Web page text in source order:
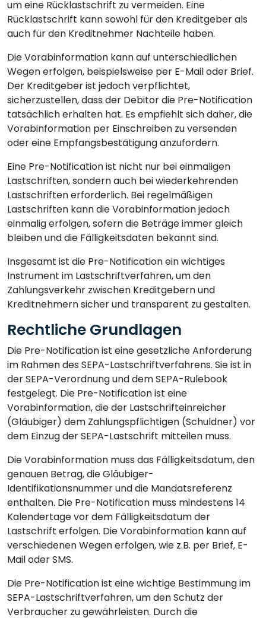
um eine Rücklastschrift zu vermeiden. Eine
Rücklastschrift kann sowohl für den Kreditgeber als
auch für den Kreditnehmer Nachteile haben.
Die Vorabinformation kann auf unterschiedlichen
Wegen erfolgen, beispielsweise per E-Mail oder Brief.
Der Kreditgeber ist jedoch verpflichtet,
sicherzustellen, dass der Debitor die Pre-Notification
tatsächlich erhalten hat. Es empfiehlt sich daher, die
Vorabinformation per Einschreiben zu versenden
oder eine Empfangsbestätigung anzufordern.
Eine Pre-Notification ist nicht nur bei einmaligen
Lastschriften, sondern auch bei wiederkehrenden
Lastschriften erforderlich. Bei regelmäßigen
Lastschriften kann die Vorabinformation jedoch
einmalig erfolgen, sofern die Beträge immer gleich
bleiben und die Fälligkeitsdaten bekannt sind.
Insgesamt ist die Pre-Notification ein wichtiges
Instrument im Lastschriftverfahren, um den
Zahlungsverkehr zwischen Kreditgebern und
Kreditnehmern sicher und transparent zu gestalten.
Rechtliche Grundlagen
Die Pre-Notification ist eine gesetzliche Anforderung
im Rahmen des SEPA-Lastschriftverfahrens. Sie ist in
der SEPA-Verordnung und dem SEPA-Rulebook
festgelegt. Die Pre-Notification ist eine
Vorabinformation, die der Lastschrifteinreicher
(Gläubiger) dem Zahlungspflichtigen (Schuldner) vor
dem Einzug der SEPA-Lastschrift mitteilen muss.
Die Vorabinformation muss das Fälligkeitsdatum, den
genauen Betrag, die Gläubiger-
Identifikationsnummer und die Mandatsreferenz
enthalten. Die Pre-Notification muss mindestens 14
Kalendertage vor dem Fälligkeitsdatum der
Lastschrift erfolgen. Die Vorabinformation kann auf
verschiedenen Wegen erfolgen, wie z.B. per Brief, E-
Mail oder SMS.
Die Pre-Notification ist eine wichtige Bestimmung im
SEPA-Lastschriftverfahren, um den Schutz der
Verbraucher zu gewährleisten. Durch die